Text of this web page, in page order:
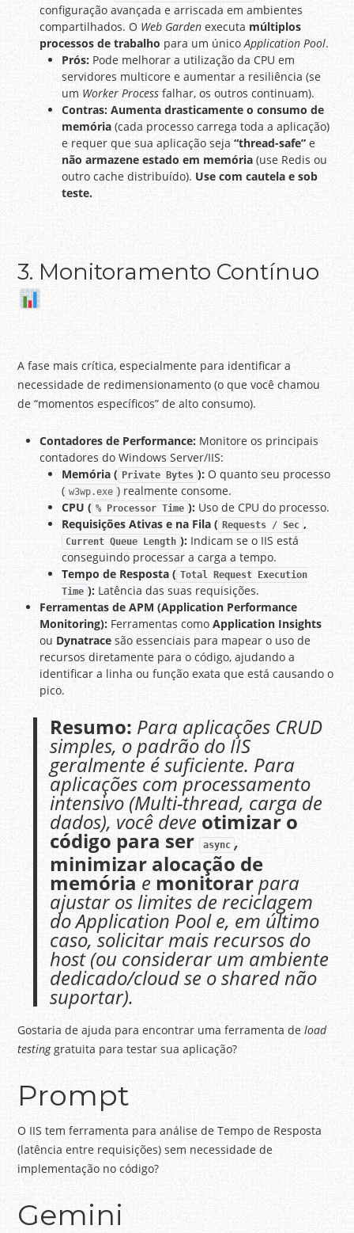
configuração avançada e arriscada em ambientes
compartilhados. O Web Garden executa múltiplos
processos de trabalho para um únicoApplication Pool.
Prós: Pode melhorar a utilização da CPU em
servidores multicore e aumentar a resiliência (se
um Worker Processfalhar, os outros continuam).
Contras: Aumenta drasticamente o consumo de
memória (cada processo carrega toda a aplicação)
e requer que sua aplicação seja“thread-safe” e
não armazene estado em memória (use Redis ou
outro cache distribuído).Use com cautela e sob
teste.
3. Monitoramento Contínuo
A fase mais crítica, especialmente para identificar a
necessidade de redimensionamento (o que você chamou
de “momentos específicos” de alto consumo).
Contadores de Performance:Monitore os principais
contadores do Windows Server/IIS:
Memória ( Private Bytes ): O quanto seu processo
( w3wp.exe ) realmente consome.
CPU ( % Processor Time ): Uso de CPU do processo.
Requisições Ativas e na Fila ( Requests / Sec ,
Current Queue Length ): Indicam se o IIS está
conseguindo processar a carga a tempo.
Tempo de Resposta ( Total Request Execution
Time ): Latência das suas requisições.
Ferramentas de APM (Application Performance
Monitoring): Ferramentas comoApplication Insights
ou Dynatrace são essenciais para mapear o uso de
recursos diretamente para o código, ajudando a
identificar a linha ou função exata que está causando o
pico.
Resumo: Para aplicações CRUD
simples, o padrão do IIS
geralmente é suficiente. Para
aplicações com processamento
intensivo (Multi-thread, carga de
dados), você deve otimizar o
código para ser async ,
minimizar alocação de
memória e monitorarpara
ajustar os limites de reciclagem
doApplication Poole, em último
caso, solicitar mais recursos do
host (ou considerar um ambiente
dedicado/cloud se o shared não
suportar).
Gostaria de ajuda para encontrar uma ferramenta deload
testinggratuita para testar sua aplicação?
Prompt
O IIS tem ferramenta para análise de Tempo de Resposta
(latência entre requisições) sem necessidade de
implementação no código?
Gemini